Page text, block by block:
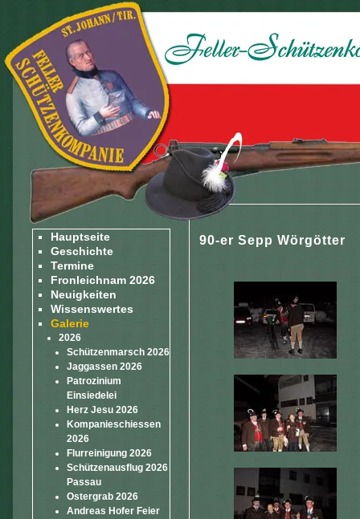
Hauptseite
Geschichte
Termine
Fronleichnam 2026
Neuigkeiten
Wissenswertes
Galerie
2026
Schützenmarsch 2026
Jaggassen 2026
Patrozinium
Einsiedelei
Herz Jesu 2026
Kompanieschiessen
2026
Flurreinigung 2026
Schützenausflug 2026
Passau
Ostergrab 2026
Andreas Hofer Feier
90-er Sepp Wörgötter